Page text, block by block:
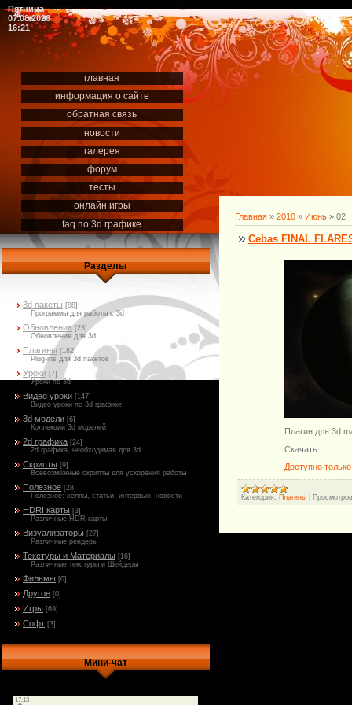
Пятница
07.08.2026
16:21
главная
информация о сайте
обратная связь
новости
галерея
форум
тесты
онлайн игры
faq по 3d графике
Разделы
3d пакеты [88]
Программы для работы с 3d
Обновления [23]
Обновления для 3d
Плагины [182]
Plug-ins для 3d пакетов
Уроки [7]
Уроки по 3d
Видео уроки [147]
Видео уроки по 3d графике
3d модели [6]
Коллекции 3d моделей
2d графика [24]
2d графика, необходимая для 3d
Скрипты [9]
Всевозможные скрипты для ускорения работы
Полезное [28]
Полезное: хелпы, статьи, интервью, новости
HDRI карты [3]
Различные HDR-карты
Визуализаторы [27]
Различные рендеры
Текстуры и Материалы [16]
Различные текстуры и Шейдеры
Фильмы [0]
Другое [0]
Игры [69]
Софт [3]
Мини-чат
Главная » 2010 » Июнь » 02
Cebas FINAL
Плагин для 3d
Скачать:
Доступно
Категория: Плагины